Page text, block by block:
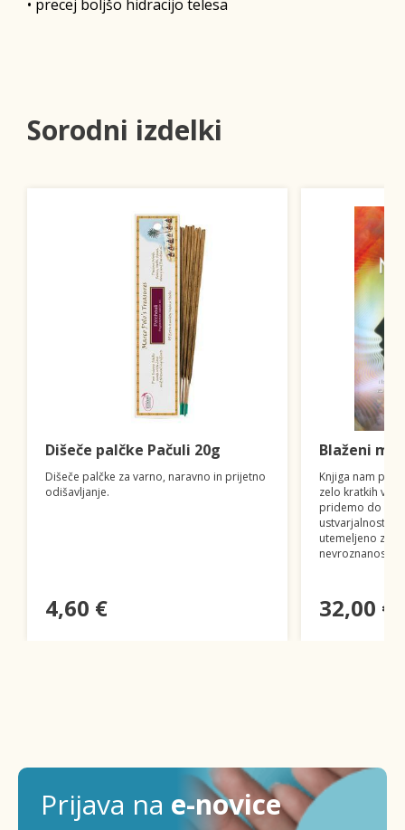
• precej boljšo hidracijo telesa
Sorodni izdelki
Dišeče palčke Pačuli 20g
Dišeče palčke za varno, naravno in prijetno
odišavljanje.
4,60 €
Blaženi
Knjiga nam
zelo kratkih
pridemo do
ustvarjalnosti in
utemeljeno z
nevroznanosti.
32,00 €
Prijava na e-novice